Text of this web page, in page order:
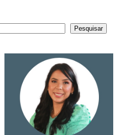
Pesquisar